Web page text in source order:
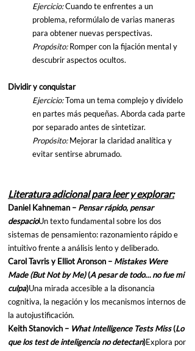
Ejercicio: Cuando te enfrentes a un
problema, reformúlalo de varias maneras
para obtener nuevas perspectivas.
Propósito: Romper con la fijación mental y
descubrir aspectos ocultos.
Dividir y conquistar
Ejercicio: Toma un tema complejo y divídelo
en partes más pequeñas. Aborda cada parte
por separado antes de sintetizar.
Propósito: Mejorar la claridad analítica y
evitar sentirse abrumado.
Literatura adicional para leer y explorar:
Daniel Kahneman – Pensar rápido, pensar
despacioUn texto fundamental sobre los dos
sistemas de pensamiento: razonamiento rápido e
intuitivo frente a análisis lento y deliberado.
Carol Tavris y Elliot Aronson – Mistakes Were
Made (But Not by Me) (A pesar de todo… no fue mi
culpa)Una mirada accesible a la disonancia
cognitiva, la negación y los mecanismos internos de
la autojustificación.
Keith Stanovich – What Intelligence Tests Miss (Lo
que los test de inteligencia no detectan)Explora por